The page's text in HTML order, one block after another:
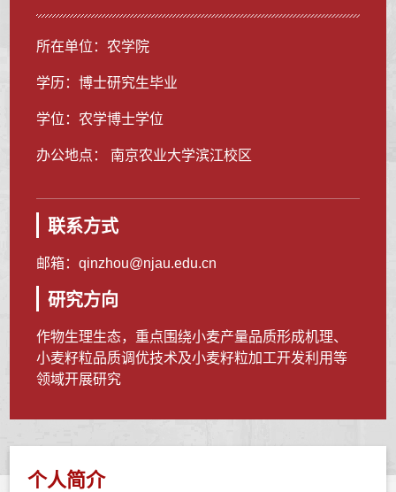
所在单位：农学院
学历：博士研究生毕业
学位：农学博士学位
办公地点： 南京农业大学滨江校区
联系方式
邮箱：qinzhou@njau.edu.cn
研究方向
作物生理生态，重点围绕小麦产量品质形成机理、
小麦籽粒品质调优技术及小麦籽粒加工开发利用等
领域开展研究
个人简介